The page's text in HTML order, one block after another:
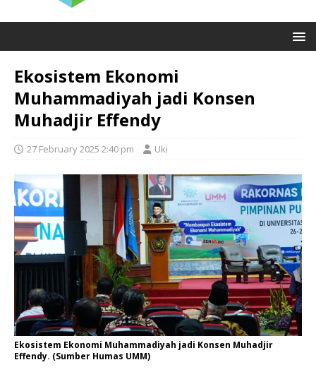
Ekosistem Ekonomi
Muhammadiyah jadi Konsen
Muhadjir Effendy
27 February 2025 2:40 pm Uki
Ekosistem Ekonomi Muhammadiyah jadi Konsen Muhadjir
Effendy. (Sumber Humas UMM)